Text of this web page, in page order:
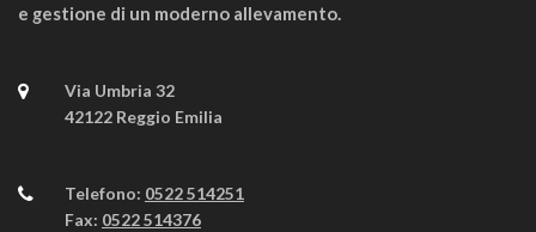
e gestione di un moderno allevamento.
Via Umbria 32
42122 Reggio Emilia
Telefono: 0522 514251
Fax: 0522 514376